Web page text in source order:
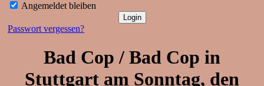
Angemeldet bleiben
Passwort vergessen?
Bad Cop / Bad Cop in
Stuttgart am Sonntag, den